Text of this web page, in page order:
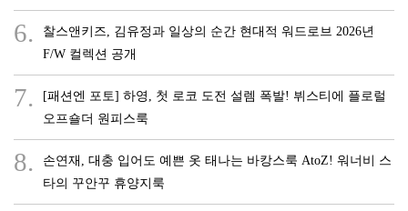
6.
찰스앤키즈, 김유정과 일상의 순간 현대적 워드로브 2026년
F/W 컬렉션 공개
7.
[패션엔 포토] 하영, 첫 로코 도전 설렘 폭발! 뷔스티에 플로럴
오프숄더 원피스룩
8.
손연재, 대충 입어도 예쁜 옷 태나는 바캉스룩 AtoZ! 워너비 스
타의 꾸안꾸 휴양지룩